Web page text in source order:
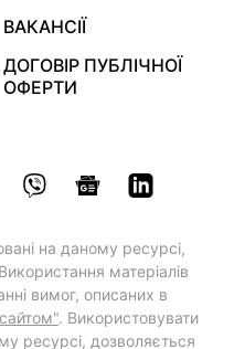
ВАКАНСІЇ
ДОГОВІР ПУБЛІЧНОЇ
ОФЕРТИ
на даному ресурсі,
матеріалів
вимог, описаних в
. Використовувати
ресурсі, дозволяється